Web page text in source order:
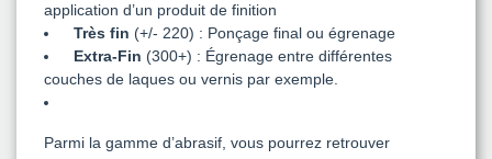
application d’un produit de finition
Très fin (+/- 220) : Ponçage final ou égrenage
Extra-Fin (300+) : Égrenage entre différentes
couches de laques ou vernis par exemple.
Parmi la gamme d’abrasif, vous pourrez retrouver